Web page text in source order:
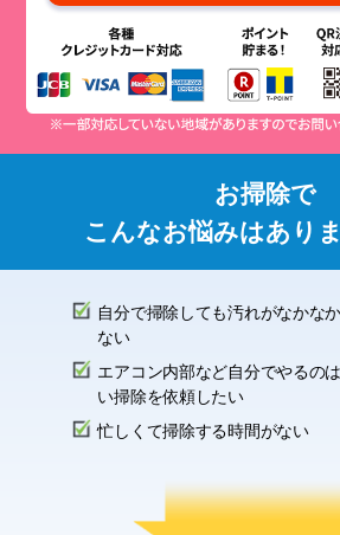
お掃除で
こんなお悩みはあり
自分で掃除しても汚れがなかな
ない
エアコン内部など自分でやるの
い掃除を依頼したい
忙しくて掃除する時間がない